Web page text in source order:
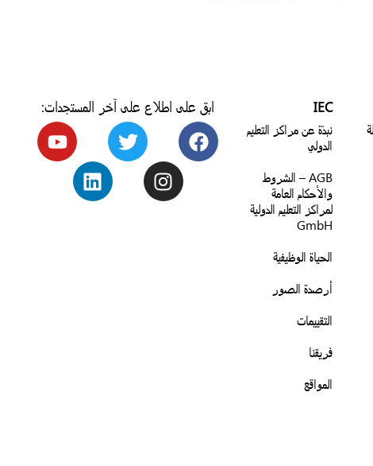
IEC
نبذة عن مراكز التعليم
الدولي
AGB – الشروط
والأحكام العامة
لمراكز التعليم الدولية
GmbH
الحياة الوظيفية
أرصدة الصور
التقييمات
فريقنا
المواقع
ابق على اطلاع على آخر المستجدات: